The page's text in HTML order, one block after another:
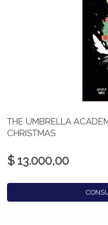
THE UMBRELLA
CHRISTMAS
$ 13.000,00